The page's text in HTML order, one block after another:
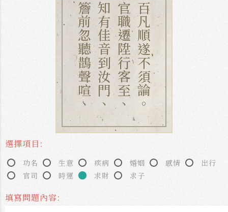
簷前忽聽鵲聲喧、知有佳音到汝門、官職遷陞行客至、百凡順遂不須論。
選擇項目:
功名 生意 疾病 婚姻 感情
出行
官司
時運 求財 求子
填寫問題內容: